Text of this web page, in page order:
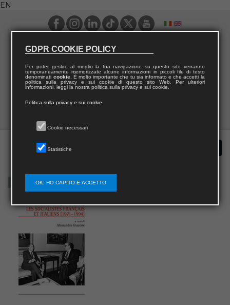
EN
GDPR COOKIE POLICY
Per poter gestire al meglio la tua navigazione su questo sito verranno
temporaneamente memorizzate alcune informazioni in piccoli file di testo
denominati cookie. È molto importante che tu sia informato e che accetti la
politica sulla privacy e sui cookie di questo sito Web. Per ulteriori
informazioni, leggi la nostra politica sulla privacy e sui cookie.
Politica sulla privacy e sui cookie
Cookie necessari
Statistiche
OK, HO CAPITO E ACCETTO